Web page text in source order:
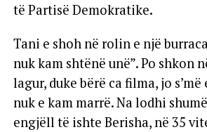
të Partisë Demokratike.
Tani e shoh në rolin e një
nuk kam shtënë unë”. Po shkon
lagur, duke bërë ca filma, jo
nuk e kam marrë. Na lodhi
engjëll të ishte Berisha, në 35